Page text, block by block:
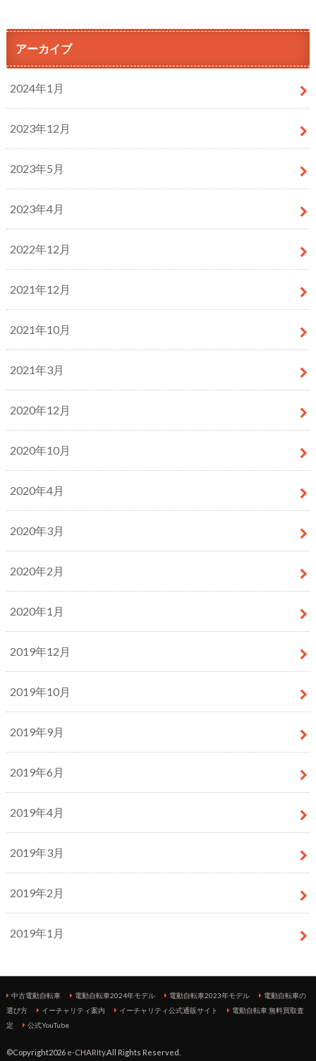
アーカイブ
2024年1月
2023年12月
2023年5月
2023年4月
2022年12月
2021年12月
2021年10月
2021年3月
2020年12月
2020年10月
2020年4月
2020年3月
2020年2月
2020年1月
2019年12月
2019年10月
2019年9月
2019年6月
2019年4月
2019年3月
2019年2月
2019年1月
中古電動自転車 電動自転車2024年モデル 電動自転車2023年モデル
電動自転車の
選び方
イーチャリティ案内 イーチャリティ公式通販サイト
電動自転車 無料買取査
定
公式YouTube
©Copyright2026 e-CHARIty.All Rights Reserved.